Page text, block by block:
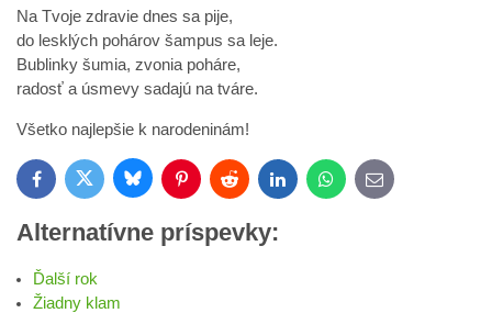
Na Tvoje zdravie dnes sa pije,
do lesklých pohárov šampus sa leje.
Bublinky šumia, zvonia poháre,
radosť a úsmevy sadajú na tváre.
Všetko najlepšie k narodeninám!
FacebookTwitter BlueskyPinterestReddit LinkedInWhatsApp
E-
mail
Alternatívne príspevky:
Ďalší rok
Žiadny klam